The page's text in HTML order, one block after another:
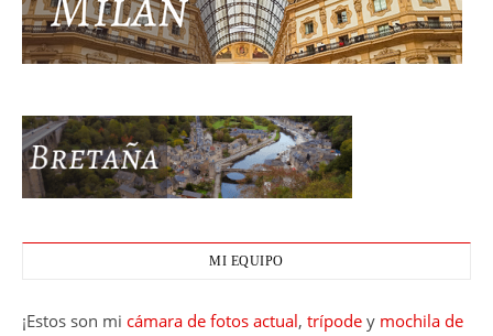
MI EQUIPO
¡Estos son mi cámara de fotos actual, trípode y mochila de